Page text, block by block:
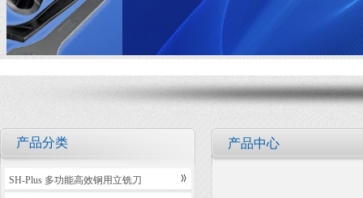
产品分类
SH-Plus 多功能高效钢用立铣刀
产品中心